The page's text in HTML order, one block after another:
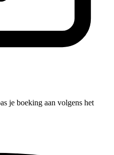
je boeking aan volgens het